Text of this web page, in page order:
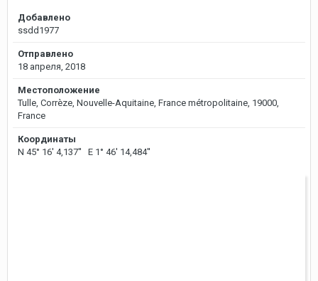
Добавлено
ssdd1977
Отправлено
18 апреля, 2018
Местоположение
Tulle, Corrèze, Nouvelle-Aquitaine, France métropolitaine, 19000,
France
Координаты
N 45° 16' 4,137'' E 1° 46' 14,484''